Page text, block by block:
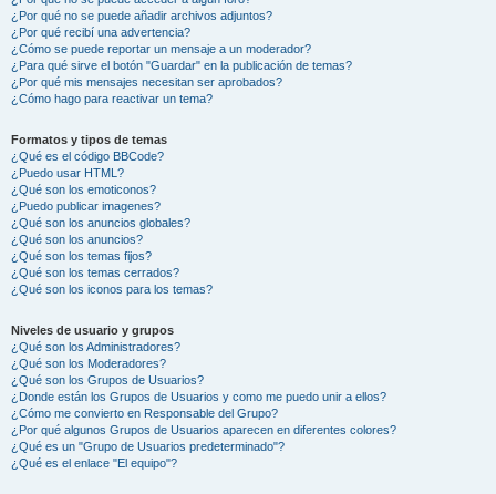
¿Por qué no se puede añadir archivos adjuntos?
¿Por qué recibí una advertencia?
¿Cómo se puede reportar un mensaje a un moderador?
¿Para qué sirve el botón "Guardar" en la publicación de temas?
¿Por qué mis mensajes necesitan ser aprobados?
¿Cómo hago para reactivar un tema?
Formatos y tipos de temas
¿Qué es el código BBCode?
¿Puedo usar HTML?
¿Qué son los emoticonos?
¿Puedo publicar imagenes?
¿Qué son los anuncios globales?
¿Qué son los anuncios?
¿Qué son los temas fijos?
¿Qué son los temas cerrados?
¿Qué son los iconos para los temas?
Niveles de usuario y grupos
¿Qué son los Administradores?
¿Qué son los Moderadores?
¿Qué son los Grupos de Usuarios?
¿Donde están los Grupos de Usuarios y como me puedo unir a ellos?
¿Cómo me convierto en Responsable del Grupo?
¿Por qué algunos Grupos de Usuarios aparecen en diferentes colores?
¿Qué es un "Grupo de Usuarios predeterminado"?
¿Qué es el enlace "El equipo"?